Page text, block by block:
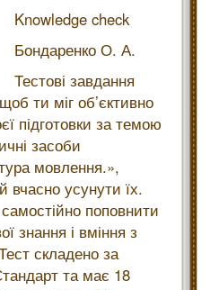
Knowledge check
Бондаренко О. А.
Тестові завдання
ти міг об’єктивно
підготовки за темою
засоби
мовлення.»,
вчасно усунути їх.
поповнити
знання і вміння з
складено за
та має 18